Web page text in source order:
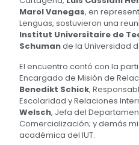
Marol Vanegas, en
Lenguas, sostuvieron una
Institut Universitaire de
Schumande la Universidad
El encuentro contó con la
Encargado de Misión de
Benedikt Schick,
Escolaridad y Relaciones
Welsch, Jefa del
Comercialización; y demás
académica del IUT.